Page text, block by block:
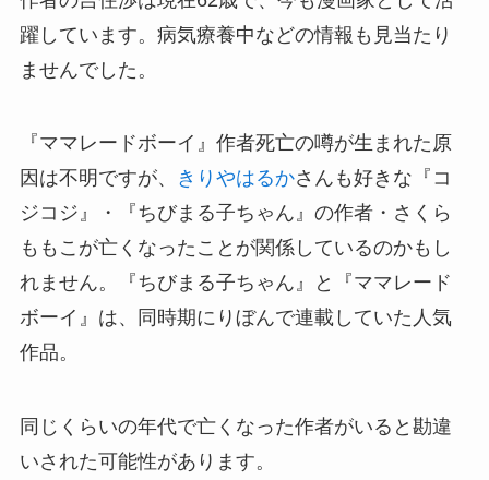
躍しています。病気療養中などの情報も見当たり
ませんでした。
『ママレードボーイ』作者死亡の噂が生まれた原
因は不明ですが、
きりやはるかさんも好きな『コ
ジコジ』・『ちびまる子ちゃん』の作者・さくら
ももこが亡くなったことが関係しているのかもし
れません。『ちびまる子ちゃん』と『ママレード
ボーイ』は、同時期にりぼんで連載していた人気
作品。
同じくらいの年代で亡くなった作者がいると勘違
いされた可能性があります。